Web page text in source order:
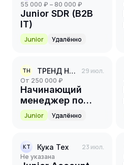
55 000 ₽ – 80 000 ₽
Junior SDR (B2B
IT)
Junior Удалённо
ТН ТРЕНД НОВОСТРОЙКИ 29 июл.
от 250 000 ₽
Начинающий
менеджер по
продажам (без
холодных
технологии)
Junior Удалённо
КТ Кука Тех 23 июл.
Не указана